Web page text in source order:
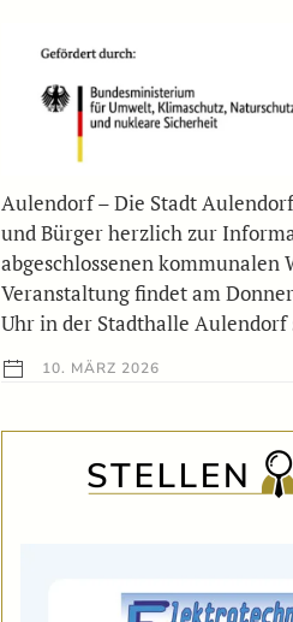
Aulendorf – Die Stadt
und Bürger herzlich zur
abgeschlossenen kommunalen
Veranstaltung findet am
Uhr in der Stadthalle Aulendorf
10. MÄRZ 2026